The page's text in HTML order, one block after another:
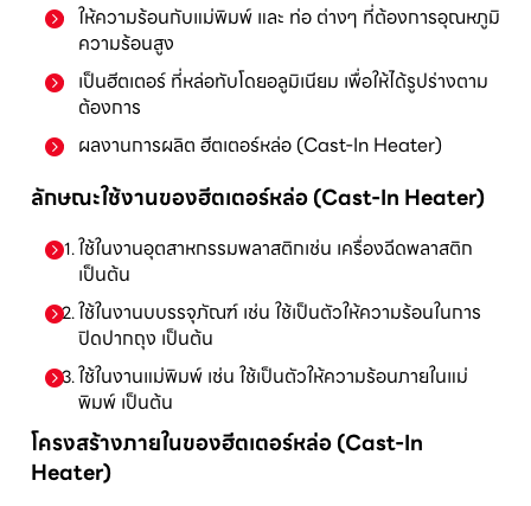
ให้ความร้อนกับแม่พิมพ์ และ ท่อ ต่างๆ ที่ต้องการอุณหภูมิ
ความร้อนสูง
เป็นฮีตเตอร์ ที่หล่อทับโดยอลูมิเนียม เพื่อให้ได้รูปร่างตาม
ต้องการ
ผลงานการผลิต ฮีตเตอร์หล่อ (Cast-In Heater)
ลักษณะใช้งานของฮีตเตอร์หล่อ (Cast-In Heater)
ใช้ในงานอุตสาหกรรมพลาสติกเช่น เครื่องฉีดพลาสติก
เป็นต้น
ใช้ในงานบบรรจุภัณฑ์ เช่น ใช้เป็นตัวให้ความร้อนในการ
ปิดปากถุง เป็นต้น
ใช้ในงานแม่พิมพ์ เช่น ใช้เป็นตัวให้ความร้อนภายในแม่
พิมพ์ เป็นต้น
โครงสร้างภายในของฮีตเตอร์หล่อ (Cast-In
Heater)